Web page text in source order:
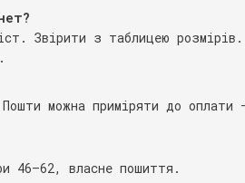
Звірити з таблицею
можна приміряти до
46–62, власне пошиття.